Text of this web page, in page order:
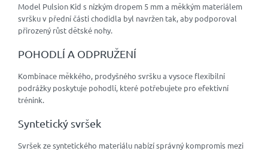
Model Pulsion Kid s nízkým dropem 5 mm a měkkým materiálem
svršku v přední části chodidla byl navržen tak, aby podporoval
přirozený růst dětské nohy.
POHODLÍ A ODPRUŽENÍ
Kombinace měkkého, prodyšného svršku a vysoce flexibilní
podrážky poskytuje pohodlí, které potřebujete pro efektivní
trénink.
Syntetický svršek
Svršek ze syntetického materiálu nabízí správný kompromis mezi